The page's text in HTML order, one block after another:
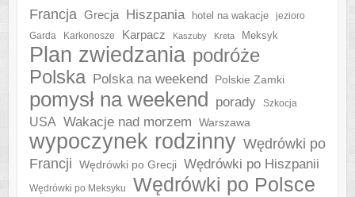
Francja Grecja Hiszpania hotel na wakacje jezioro
Garda Karkonosze Karpacz Kaszuby Kreta Meksyk
Plan zwiedzania podróże
Polska
Polska na weekend Polskie Zamki
pomysł na weekend porady Szkocja
USA Wakacje nad morzem Warszawa
wypoczynek rodzinny Wędrówki po
Francji
Wędrówki po Grecji Wędrówki po Hiszpanii
Wędrówki po Meksyku Wędrówki po Polsce